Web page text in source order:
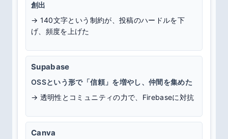
創出
→ 140文字という制約が、投稿のハードルを下
げ、頻度を上げた
Supabase
OSSという形で「信頼」を増やし、仲間を集めた
→ 透明性とコミュニティの力で、Firebaseに対抗
Canva